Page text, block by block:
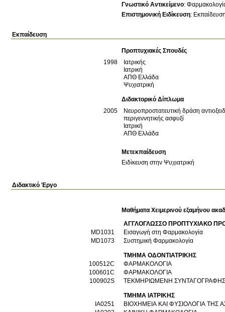
Γνωστικό Αντικείμενο:
Επιστημονική Ειδίκευση:
Εκπαίδευση
Προπτυχιακές Σπουδές
1998
Ιατρικής
Ιατρική
ΑΠΘ Ελλάδα
Ψυχιατρική
Διδακτορικό Δίπλωμα
2005
Νευροπροστατευτική δράση
περιγεννητικής ασφυξί
Ιατρική
ΑΠΘ Ελλάδα
Μετεκπαίδευση
Ειδίκευση στην Ψυχιατρική
Διδακτικό Έργο
Μαθήματα Χειμερινού εξαμήνου
ΑΓΓΛΟΓΛΩΣΣΟ ΠΡΟΠΤΥΧΙΑΚΟ
MD1031
Εισαγωγή στη Φαρμακολογία
MD1073
Συστημική Φαρμακολογία
ΤΜΗΜΑ ΟΔΟΝΤΙΑΤΡΙΚΗΣ
100512C
ΦΑΡΜΑΚΟΛΟΓΙΑ
100601C
ΦΑΡΜΑΚΟΛΟΓΙΑ
100902S
ΤΕΚΜΗΡΙΩΜΕΝΗ
ΤΜΗΜΑ ΙΑΤΡΙΚΗΣ
ΙΑ0251
ΒΙΟΧΗΜΕΙΑ ΚΑΙ ΦΥΣΙΟΛΟΓΙΑ ΤΗΣ